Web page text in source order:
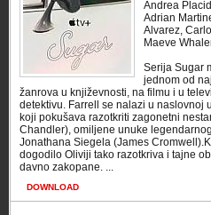
Andrea
Adrian
Alvarez,
Maeve
Serija Sugar
jednom od
žanrova u književnosti, na filmu i u
detektivu. Farrell se nalazi u naslovnoj
koji pokušava razotkriti zagonetni
Chandler), omiljene unuke
Jonathana Siegela (James
dogodilo Oliviji tako razotkriva i tajne
davno zakopane. ...
DOWNLOAD